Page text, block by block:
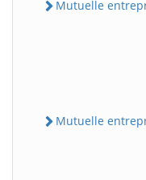
Mutuelle
Mutuelle